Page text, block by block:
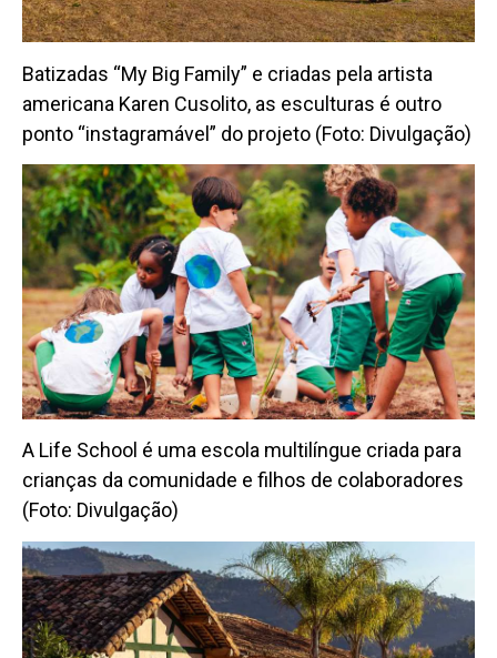
Batizadas “My Big Family” e criadas pela artista
americana Karen Cusolito, as esculturas é outro
ponto “instagramável” do projeto (Foto: Divulgação)
A Life School é uma escola multilíngue criada para
crianças da comunidade e filhos de colaboradores
(Foto: Divulgação)